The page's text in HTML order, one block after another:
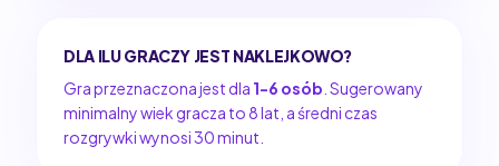
DLA ILU GRACZY JEST NAKLEJKOWO?
Gra przeznaczona jest dla 1-6 osób . Sugerowany
minimalny wiek gracza to 8 lat, a średni czas
rozgrywki wynosi 30 minut.